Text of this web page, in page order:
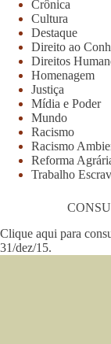
Crônica
Cultura
Destaque
Direito ao
Direitos
Homenagem
Justiça
Mídia e Poder
Mundo
Racismo
Racismo
Reforma
Trabalho
Clique aqui para
31/dez/15.